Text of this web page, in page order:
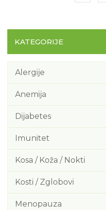
KATEGORIJE
Alergije
Anemija
Dijabetes
Imunitet
Kosa / Koža / Nokti
Kosti / Zglobovi
Menopauza